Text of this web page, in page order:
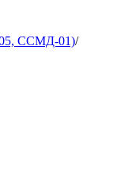
05, ССМД-01)/